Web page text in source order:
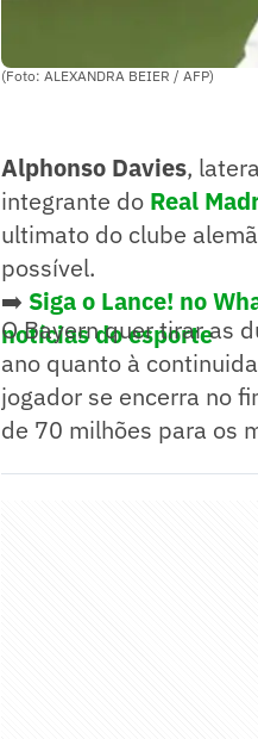
(Foto: ALEXANDRA BEIER / AFP)
Alphonso Davies,
integrante do Real
ultimato do clube
possível.
➡️ Siga o Lance! no
notícias do esporte
O Bayern quer tirar as
ano quanto à
jogador se encerra no
de 70 milhões para os